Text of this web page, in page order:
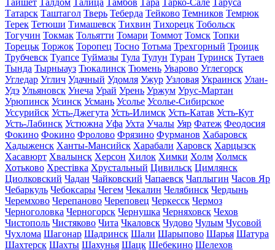
Тайшет Талдом Талица Тамбов Тара Тарко-Сале Таруса
Татарск Таштагол Тверь Теберда Тейково Темников Темрюк
Терек Тетюши Тимашевск Тихвин Тихорецк Тобольск
Тогучин Токмак Тольятти Томари Томмот Томск Топки
Торецьк Торжок Торопец Тосно Тотьма Трехгорный Троицк
Трубчевск Туапсе Туймазы Тула Тулун Туран Туринск Тутаев
Тында Тырныауз Тюкалинск Тюмень Уварово Углегорск
Угледар Углич Удачный Удомля Ужур Узловая Украинск Улан-
Удэ Ульяновск Унеча Урай Урень Уржум Урус-Мартан
Урюпинск Усинск Усмань Усолье Усолье-Сибирское
Уссурийск Усть-Джегута Усть-Илимск Усть-Катав Усть-Кут
Усть-Лабинск Устюжна Уфа Ухта Учалы Уяр Фатеж Феодосия
Фокино Фокино Фролово Фрязино Фурманов Хабаровск
Хадыженск Ханты-Мансийск Харабали Харовск Харцызск
Хасавюрт Хвалынск Херсон Хилок Химки Холм Холмск
Хотьково Хрестівка Хрустальный Цивильск Цимлянск
Циолковский Чадан Чайковский Чапаевск Чаплыгин Часов Яр
Чебаркуль Чебоксары Чегем Чекалин Челябинск Чердынь
Черемхово Черепаново Череповец Черкесск Чермоз
Черноголовка Черногорск Чернушка Черняховск Чехов
Чистополь Чистяково Чита Чкаловск Чудово Чулым Чусовой
Чухлома Шагонар Шадринск Шали Шарыпово Шарья Шатура
Шахтерск Шахты Шахунья Шацк Шебекино Шелехов